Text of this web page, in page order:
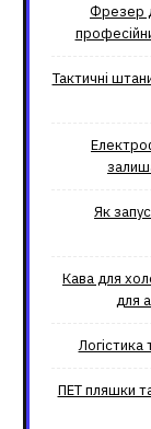
Фрезер
Тактичні
Як
Кава для
для
Логістика
ПЕТ пляшки